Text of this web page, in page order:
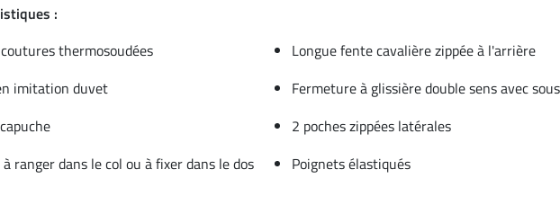
:
thermosoudées
Longue fente cavalière zippée à l'arrière
imitation duvet
Fermeture à glissière double sens avec
2 poches zippées latérales
ranger dans le col ou à fixer dans le dos
Poignets élastiqués